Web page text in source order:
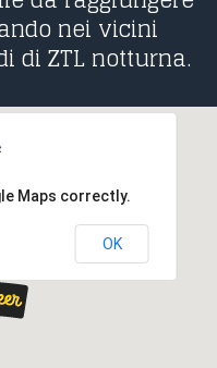
nei vicini
di ZTL notturna.
Maps correctly.
OK